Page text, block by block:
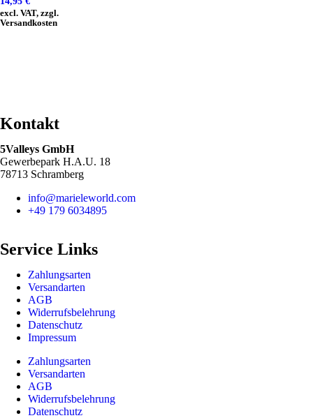
excl. VAT, zzgl.
Versandkosten
Kontakt
5Valleys GmbH
Gewerbepark H.A.U. 18
78713 Schramberg
info@marieleworld.com
+49 179 6034895
Service Links
Zahlungsarten
Versandarten
AGB
Widerrufsbelehrung
Datenschutz
Impressum
Zahlungsarten
Versandarten
AGB
Widerrufsbelehrung
Datenschutz